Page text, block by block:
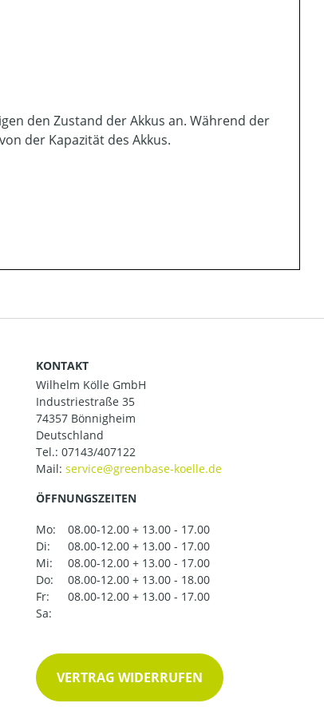
den Zustand der Akkus an. Während der
der Kapazität des Akkus.
KONTAKT
Wilhelm Kölle GmbH
Industriestraße 35
74357 Bönnigheim
Deutschland
Tel.: 07143/407122
Mail:
ÖFFNUNGSZEITEN
Mo:
08.00-12.00 + 13.00 - 17.00
Di:
08.00-12.00 + 13.00 - 17.00
Mi:
08.00-12.00 + 13.00 - 17.00
Do:
08.00-12.00 + 13.00 - 18.00
Fr:
08.00-12.00 + 13.00 - 17.00
Sa:
VERTRAG WIDERRUFEN